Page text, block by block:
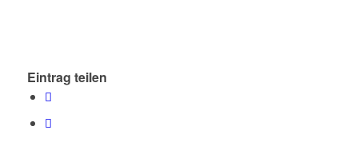
Eintrag teilen